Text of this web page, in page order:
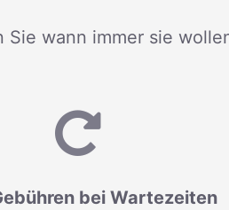
Sie wann immer sie
bei Wartezeiten